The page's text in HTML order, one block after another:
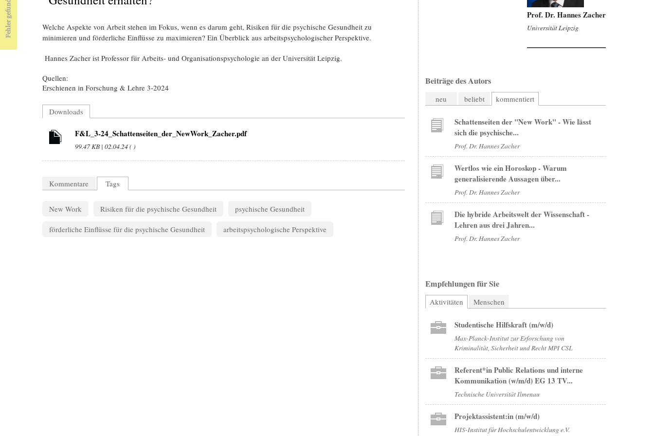
Welche Aspekte von Arbeit stehen im Fokus, wenn es darum geht, Risiken für die psychische Gesundheit zu
minimieren und förderliche Einflüsse zu maximieren? Ein Überblick aus arbeitspsychologischer Perspektive.
Hannes Zacher ist Professor für Arbeits- und Organisationspsychologie an der Universität Leipzig.
Quellen:
Erschienen in Forschung & Lehre 3-2024
Downloads
F&L_3-24_Schattenseiten_der_NewWork_Zacher.pdf
99.47 KB | 02.04.24 ( )
Kommentare Tags
New Work Risiken für die psychische Gesundheit psychische Gesundheit
förderliche Einflüsse für die psychische Gesundheit arbeitspsychologische Perspektive
Prof. Dr. Hannes Zacher
Universität Leipzig
Beiträge des Autors
neu beliebt kommentiert
Schattenseiten der "New Work" - Wie lässt
sich die psychische...
Prof. Dr. Hannes Zacher
Wertlos wie ein Horoskop - Warum
generalisierende Aussagen über...
Prof. Dr. Hannes Zacher
Die hybride Arbeitswelt der Wissenschaft -
Lehren aus drei Jahren...
Prof. Dr. Hannes Zacher
Empfehlungen für Sie
Aktivitäten (aktiver Reiter)
Menschen
Studentische Hilfskraft (m/w/d)
Max-Planck-Institut zur Erforschung von
Kriminalität, Sicherheit und Recht MPI CSL
Referent*in Public Relations und interne
Kommunikation (w/m/d) EG 13 TV...
Technische Universität Ilmenau
Projektassistent:in (m/w/d)
HIS-Institut für Hochschulentwicklung e.V.